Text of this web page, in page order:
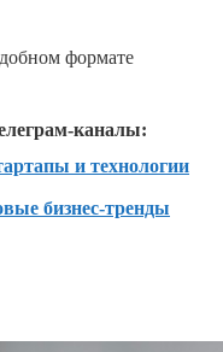
формате
каналы:
и технологии
бизнес-тренды